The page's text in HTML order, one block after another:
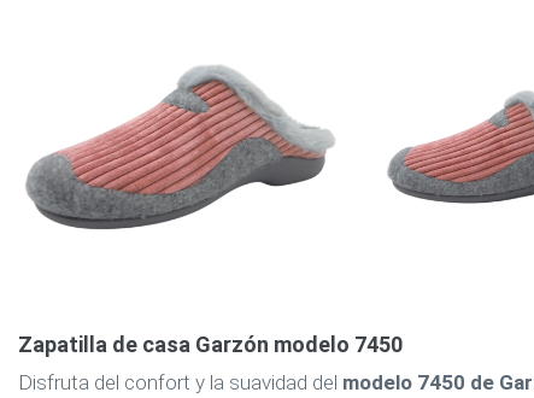
Zapatilla de casa Garzón modelo 7450
Disfruta del confort y la suavidad del modelo 7450 de